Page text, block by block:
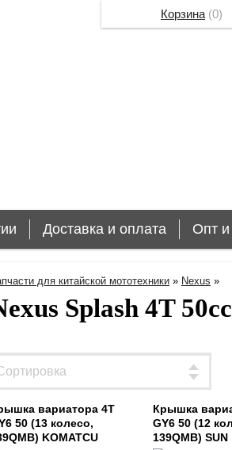
Доставка и оплата Опт и
для китайской мототехники » Nexus »
Splash 4T
вариатора 4T
50 (13 колесо,
KOMATCU
Крышка
GY6 50 (12
139QMB) SUN
Корзина (0)